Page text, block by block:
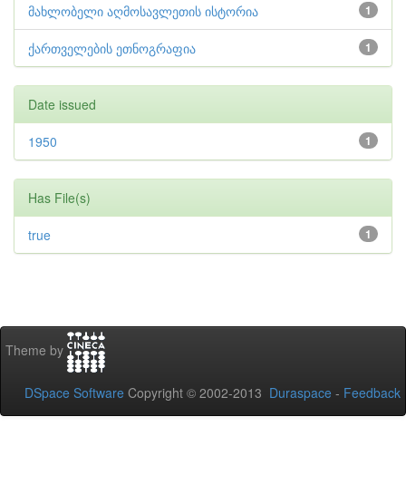
1
მახლობელი აღმოსავლეთის ისტორია
1
ქართველების ეთნოგრაფია
Date issued
1
1950
Has File(s)
1
true
Theme by
DSpace Software Copyright © 2002-2013 Duraspace - Feedback